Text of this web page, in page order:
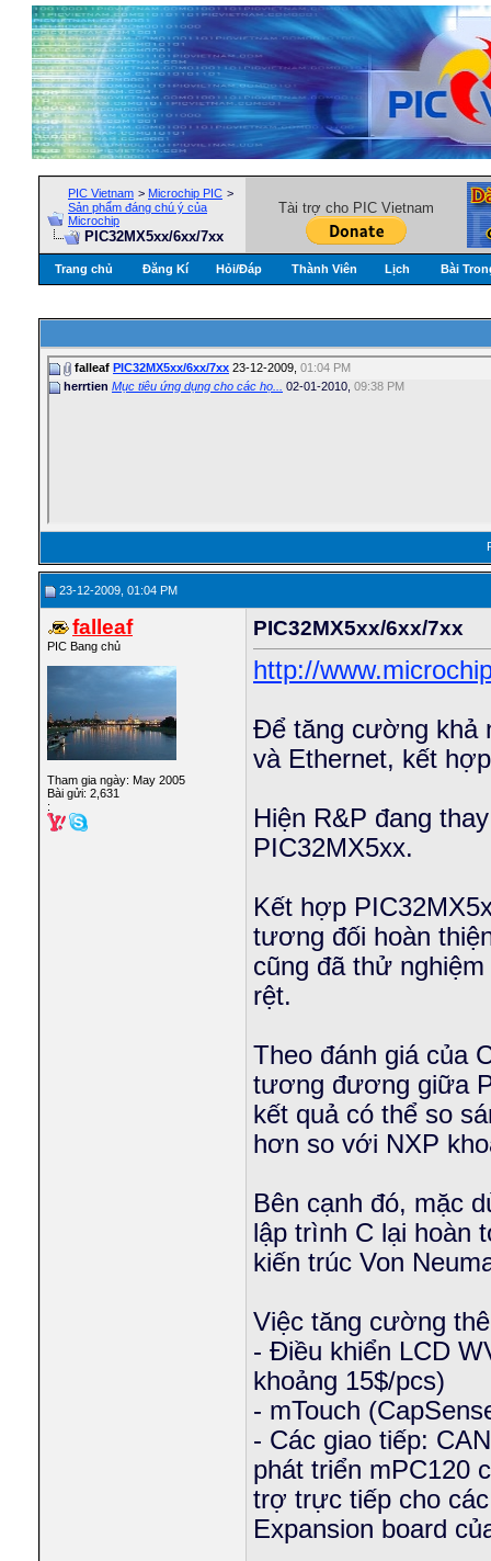
PIC Vietnam > Microchip PIC >
Sản phẩm đáng chú ý của
Microchip
PIC32MX5xx/6xx/7xx
Tài trợ cho PIC Vietnam
Trang chủ Đăng Kí Hỏi/Ðáp Thành Viên Lịch Bài
falleaf PIC32MX5xx/6xx/7xx 23-12-2009, 01:04 PM
herrtien Mục tiêu ứng dụng cho các họ... 02-01-2010, 09:38 PM
23-12-2009, 01:04 PM
falleaf
PIC Bang chủ
Tham gia ngày: May 2005
Bài gửi: 2,631
:
PIC32MX5xx/6xx/7xx
http://
Để tăng cường khả
và Ethernet, kết
Hiện R&P đang
PIC32MX5xx.
Kết hợp
tương đối hoàn
cũng đã thử
rệt.
Theo đánh giá của
tương đương giữa
kết quả có thể so
hơn so với NXP
Bên cạnh đó, mặc
lập trình C lại hoàn
kiến trúc Von
Việc tăng cường
- Điều khiển LCD
khoảng 15$/pcs)
- mTouch
- Các giao tiếp:
phát triển mPC120
trợ trực tiếp cho
Expansion board